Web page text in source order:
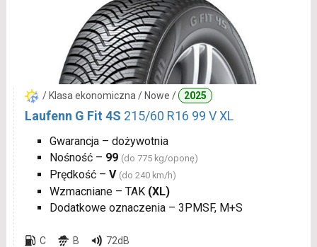
/ Klasa ekonomiczna / Nowe / 2025
Laufenn G Fit 4S 215/60 R16 99 V XL
Gwarancja – dożywotnia
Nośność – 99 (do 775 kg/oponę)
Prędkość – V (do 240 km/h)
Wzmacniane – TAK (XL)
Dodatkowe oznaczenia – 3PMSF, M+S
C B 72dB